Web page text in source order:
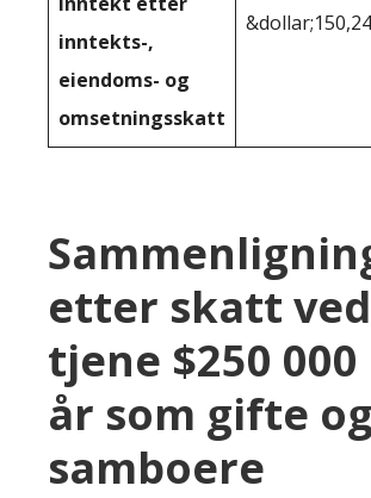
inntekts-,
eiendoms- og
omsetningsskatt
etter skatt
tjene $250
år som gifte og
samboere